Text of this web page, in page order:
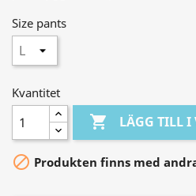
Size pants
Kvantitet
 LÄGG TILL I
 Produkten finns med